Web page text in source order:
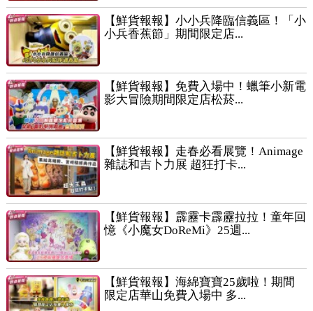
【鮮貨報報】小小兵降臨信義區！「小
小兵香蕉節」期間限定店...
【鮮貨報報】免費入場中！蠟筆小新電
影大冒險期間限定店松菸...
【鮮貨報報】走春必看展覽！Animage
雜誌和吉卜力展 超狂打卡...
【鮮貨報報】霹靂卡霹靂拉拉！童年回
憶《小魔女DoReMi》25週...
【鮮貨報報】海綿寶寶25歲啦！期間
限定店華山免費入場中 多...